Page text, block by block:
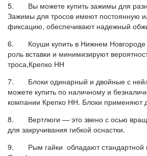
5. Вы можете купить зажимы для
Зажимы для тросов имеют постоянную
фиксацию, обеспечивают надежный
6. Коуши купить в Нижнем Новгороде
роль вставки и минимизируют
троса,Крепко НН
7. Блоки одинарный и двойные с
можете купить по наличному и
компании Крепко НН. Блоки применяют
8. Вертлюги — это звено с осью
для закручивания гибкой оснастки.
9. Рым гайки обладают стандартной